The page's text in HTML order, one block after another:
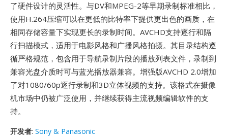
了硬件设计的灵活性。与DV和MPEG-2等早期录制标准相比，
使用H.264压缩可以在更低的比特率下提供更出色的画质，在
相同存储容量下实现更长的录制时间。AVCHD支持逐行和隔
行扫描模式，适用于电影风格和广播风格拍摄。其目录结构遵
循严格规范，包含用于导航录制片段的播放列表文件，录制到
兼容光盘介质时可与蓝光播放器兼容。增强版AVCHD 2.0增加
了对1080/60p逐行录制和3D立体视频的支持。该格式在摄像
机市场中仍被广泛使用，并继续获得主流视频编辑软件的支
持。
开发者: Sony & Panasonic